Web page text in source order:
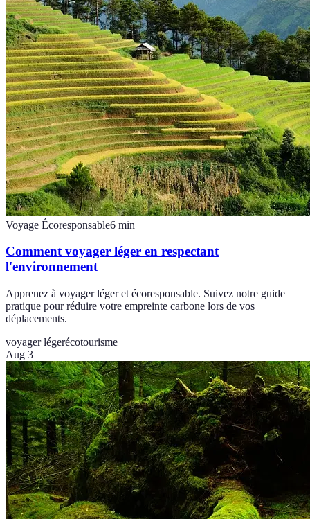
Voyage Écoresponsable6 min
Comment voyager léger en respectant
l'environnement
Apprenez à voyager léger et écoresponsable. Suivez notre guide
pratique pour réduire votre empreinte carbone lors de vos
déplacements.
voyager légerécotourisme
Aug 3